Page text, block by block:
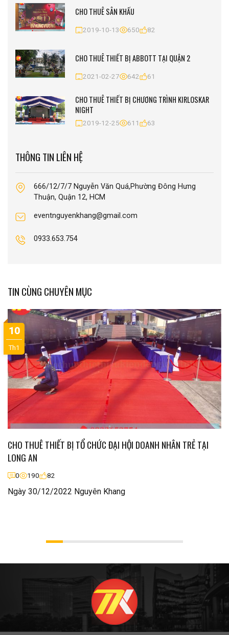
CHO THUÊ SÂN KHẤU
2019-10-13 650 82
CHO THUÊ THIẾT BỊ ABBOTT TẠI QUẬN 2
2021-02-27 642 61
CHO THUÊ THIẾT BỊ CHƯƠNG TRÌNH KIRLOSKAR
NIGHT
2019-12-25 611 63
THÔNG TIN LIÊN HỆ
666/12/7/7 Nguyễn Văn Quá,Phường Đông Hưng
Thuận, Quận 12, HCM
eventnguyenkhang@gmail.com
0933.653.754
TIN CÙNG CHUYÊN MỤC
CHO THUÊ THIẾT BỊ TỔ CHỨC ĐẠI HỘI DOANH NHÂN TRẺ TẠI
LONG AN
0 190 82
Ngày 30/12/2022 Nguyên Khang
10
Th1